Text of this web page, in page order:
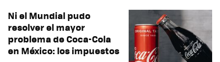
Ni el Mundial pudo
resolver el mayor
problema de Coca-Cola
en México: los impuestos